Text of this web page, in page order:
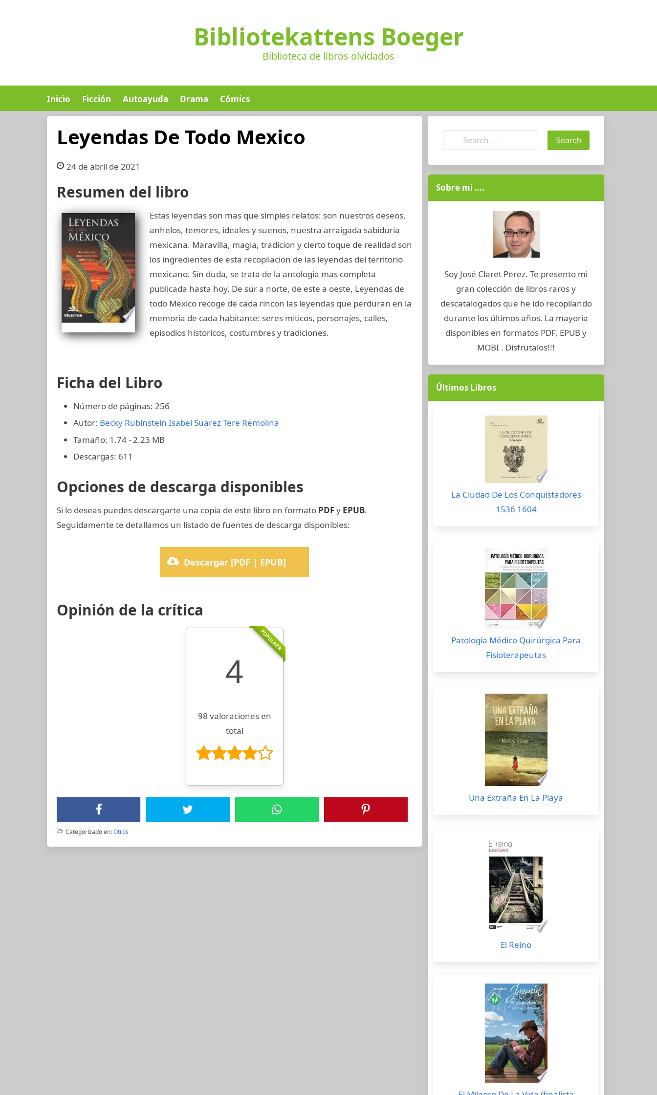
Bibliotekattens Boeger
Biblioteca de libros olvidados
Inicio Ficción Autoayuda Drama Cómics
Leyendas De Todo Mexico
24 de abril de 2021
Resumen del libro
Estas leyendas son mas que simples relatos: son nuestros deseos,
anhelos, temores, ideales y suenos, nuestra arraigada sabiduria
mexicana. Maravilla, magia, tradicion y cierto toque de realidad son
los ingredientes de esta recopilacion de las leyendas del territorio
mexicano. Sin duda, se trata de la antologia mas completa
publicada hasta hoy. De sur a norte, de este a oeste, Leyendas de
todo Mexico recoge de cada rincon las leyendas que perduran en la
memoria de cada habitante: seres miticos, personajes, calles,
episodios historicos, costumbres y tradiciones.
Ficha del Libro
Número de páginas: 256
Autor: Becky Rubinstein Isabel SuarezTere Remolina
Tamaño: 1.74 - 2.23 MB
Descargas: 611
Opciones de descarga disponibles
Si lo deseas puedes descargarte una copia de este libro en formato PDFy EPUB.
Seguidamente te detallamos un listado de fuentes de descarga disponibles:
Descargar [PDF | EPUB]
Opinión de la crítica
POPULARR
4
98 valoraciones en
total
Categorizado en:Otros
Sobre mi ….
Soy José Claret Perez. Te presento mi
gran colección de libros raros y
descatalogados que he ido recopilando
durante los últimos años. La mayoría
disponibles en formatos PDF, EPUB y
MOBI . Disfrutalos!!!
Últimos Libros
La Ciudad De Los Conquistadores
1536 1604
Patología Médico Quirúrgica Para
Fisioterapeutas
Una Extraña En La Playa
El Reino